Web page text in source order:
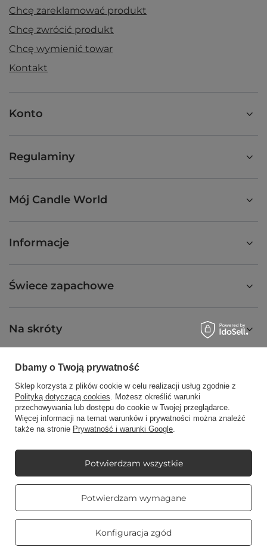
Chcę zareklamować produkt
Chcę zwrócić produkt
Chcę wymienić towar
Kontakt
Konto
Regulaminy
Mój Candle World
Informacje
Świece zapachowe
Na skróty
Blog
Candle World,Tarnowska 23/2,61-323Poznań
W sklepie prezentujemy ceny netto (bez VAT).
Copyright © Candle World 2016-2026 Wszelkie prawa zastrzeżone
Dbamy o Twoją prywatność
Sklep korzysta z plików cookie w celu realizacji usług zgodnie z
Polityką dotyczącą cookies. Możesz określić warunki
przechowywania lub dostępu do cookie w Twojej przeglądarce.
Więcej informacji na temat warunków i prywatności można znaleźć
także na stronie Prywatność i warunki Google.
Potwierdzam wymagane
Konfiguracja zgód
Potwierdzam wszystkie